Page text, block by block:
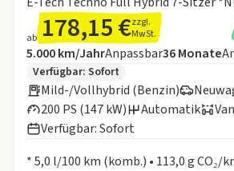
ab 178,15 €zzgl.
MwSt.
Angebotsdetails:
Inklusive Laufleistung
5.000 km/JahrAnpassbarLaufzeit
36Monate
Zusätzliche Fahrzeuginformationen:
Verfügbar: Sofort
Mild-/Vollhybrid (Benzin)
200 PS (147 kW)
Automatik
Van
Verfügbar: Sofort
* 5,0 l/100 km (komb.) • 113,0 g CO₂/